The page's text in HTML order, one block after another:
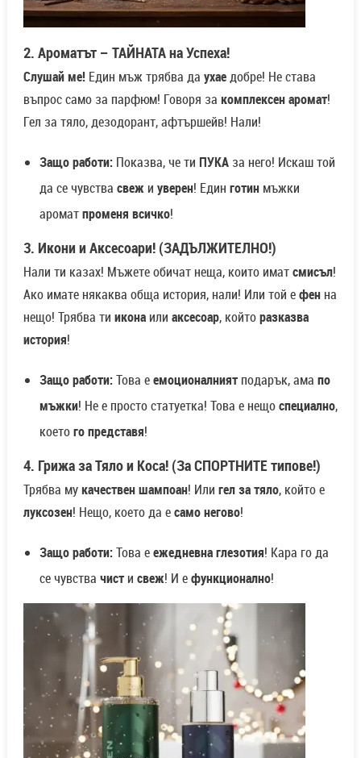
2. Ароматът – ТАЙНАТА на Успеха!
Слушай ме! Един мъж трябва да ухаедобре! Не става
въпрос само за парфюм! Говоря за комплексен аромат!
Гел за тяло, дезодорант, афтършейв! Нали!
Защо работи:Показва, че ти ПУКАза него! Искаш той
да се чувства свежи уверен! Един готинмъжки
ароматпроменя всичко!
3. Икони и Аксесоари! (ЗАДЪЛЖИТЕЛНО!)
Нали ти казах! Мъжете обичат неща, които иматсмисъл!
Ако имате някаква обща история, нали! Или той ефенна
нещо! Трябва ти иконаили аксесоар, койторазказва
история!
Защо работи:Това еемоционалниятподарък, ама по
мъжки! Не е просто статуетка! Това е нещоспециално,
коетого представя!
4. Грижа за Тяло и Коса! (За СПОРТНИТЕ типове!)
Трябва мукачествен шампоан! Или гел за тяло, който е
луксозен! Нещо, което да есамо негово!
Защо работи:Това еежедневна глезотия! Кара го да
се чувства чисти свеж! И ефункционално!